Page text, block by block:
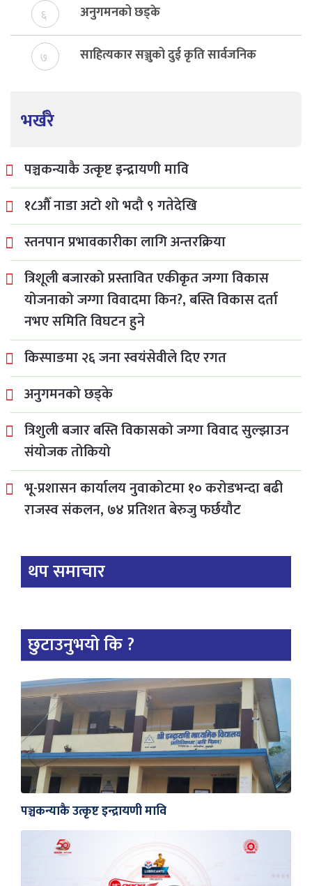
६ अनुगमनको छड्के
७ साहित्यकार सञ्जुको दुई कृति सार्वजनिक
भर्खरै
पञ्चकन्याकै उत्कृष्ट इन्द्रायणी मावि
१८औँ नाडा अटो शो भदौ ९ गतेदेखि
स्तनपान प्रभावकारीका लागि अन्तरक्रिया
त्रिशूली बजारको प्रस्तावित एकीकृत जग्गा विकास
योजनाको जग्गा विवादमा किन?, बस्ति विकास दर्ता
नभए समिति विघटन हुने
किस्पाङमा २६ जना स्वयंसेवीले दिए रगत
अनुगमनको छड्के
त्रिशुली बजार बस्ति विकासको जग्गा विवाद सुल्झाउन
संयोजक तोकियो
भू-प्रशासन कार्यालय नुवाकोटमा १० करोडभन्दा बढी
राजस्व संकलन, ७४ प्रतिशत बेरुजु फर्छयौट
थप समाचार
छुटाउनुभयो कि ?
पञ्चकन्याकै उत्कृष्ट इन्द्रायणी मावि